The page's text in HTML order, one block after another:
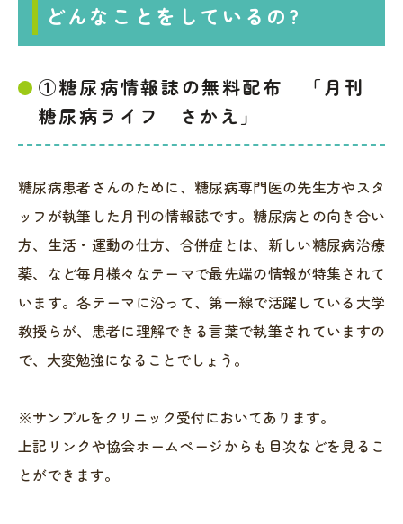
どんなことをしているの?
①糖尿病情報誌の無料配布 「月刊
糖尿病ライフ さかえ」
糖尿病患者さんのために、糖尿病専門医の先生方やスタ
ッフが執筆した月刊の情報誌です。糖尿病との向き合い
方、生活・運動の仕方、合併症とは、新しい糖尿病治療
薬、など毎月様々なテーマで最先端の情報が特集されて
います。各テーマに沿って、第一線で活躍している大学
教授らが、患者に理解できる言葉で執筆されていますの
で、大変勉強になることでしょう。
※サンプルをクリニック受付においてあります。
上記リンクや協会ホームページからも目次などを見るこ
とができます。